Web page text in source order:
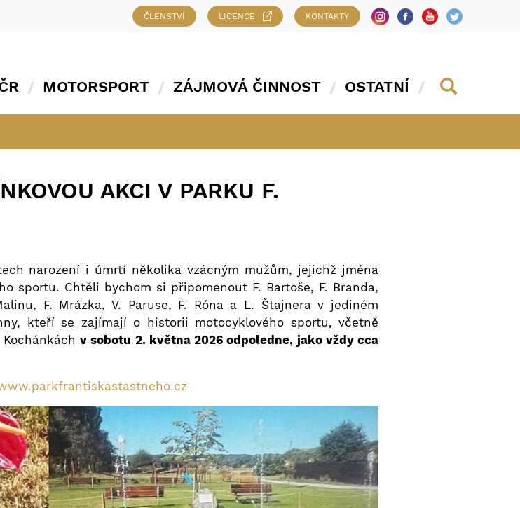
ČLENSTVÍ LICENCE KONTAKTY
MOTORSPORT ZÁJMOVÁ ČINNOST OSTATNÍ
AKCI V PARKU F.
narození i úmrtí několika vzácným mužům, jejichž jména
sportu. Chtěli bychom si připomenout F. Bartoše, F. Branda,
F. Mrázka, V. Paruse, F. Róna a L. Štajnera v jediném
kteří se zajímají o historii motocyklového sportu, včetně
Kochánkáchv sobotu 2. května 2026 odpoledne, jako vždy cca